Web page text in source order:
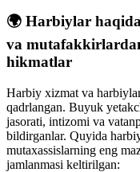
🌍 Harbiylar
va
hikmatlar
Harbiy xizmat va
qadrlangan. Buyuk
jasorati, intizomi va
bildirganlar. Quyida
mutaxassislarning eng
jamlanmasi keltirilgan: